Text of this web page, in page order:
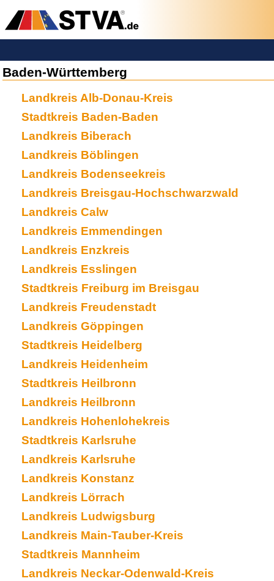
Baden-Württemberg
Landkreis Alb-Donau-Kreis
Stadtkreis Baden-Baden
Landkreis Biberach
Landkreis Böblingen
Landkreis Bodenseekreis
Landkreis Breisgau-Hochschwarzwald
Landkreis Calw
Landkreis Emmendingen
Landkreis Enzkreis
Landkreis Esslingen
Stadtkreis Freiburg im Breisgau
Landkreis Freudenstadt
Landkreis Göppingen
Stadtkreis Heidelberg
Landkreis Heidenheim
Stadtkreis Heilbronn
Landkreis Heilbronn
Landkreis Hohenlohekreis
Stadtkreis Karlsruhe
Landkreis Karlsruhe
Landkreis Konstanz
Landkreis Lörrach
Landkreis Ludwigsburg
Landkreis Main-Tauber-Kreis
Stadtkreis Mannheim
Landkreis Neckar-Odenwald-Kreis